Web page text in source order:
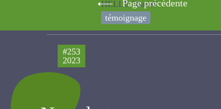
HELLE Daniel
témoignage
#253
2023
ICKOWICZ ALEXANDRE,
LI Li, MAURICIO R. M.,
WEDDERBURN L.